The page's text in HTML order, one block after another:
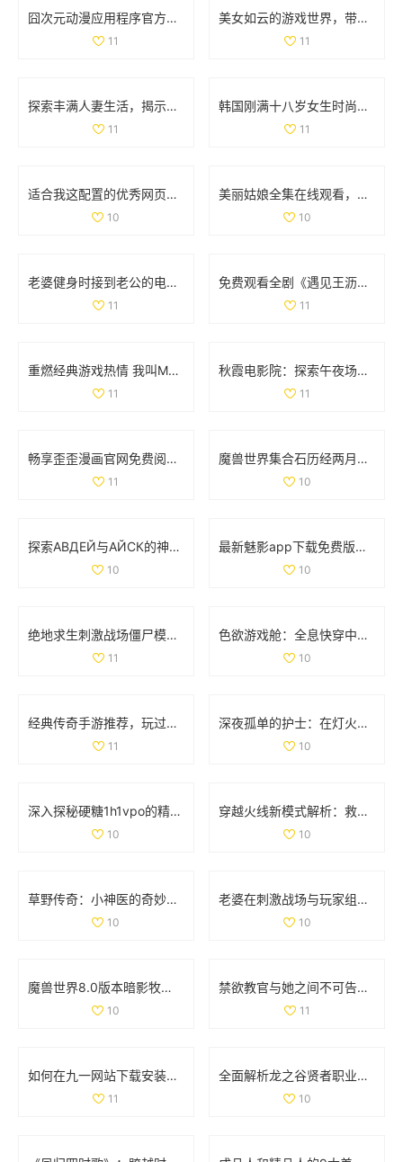
囧次元动漫应用程序官方下载，畅享正版动漫资源的精彩体验
11
美女如云的游戏世界，带你领略视觉盛宴的无限魅力
11
探索丰满人妻生活，揭示她们的独特魅力与精彩故事
11
韩国刚满十八岁女生时尚搭配宝典展现青春活力
11
适合我这配置的优秀网页游戏和单机游戏推荐
10
美丽姑娘全集在线观看，感受不一样的青春魅力与情感故事
10
老婆健身时接到老公的电话，让人意外的瞬间分享
11
免费观看全剧《遇见王沥川》，感受深情与共鸣的故事旅程
11
重燃经典游戏热情 我叫MT的冒险之旅再启航
11
秋霞电影院：探索午夜场次带来的独特观影体验
11
畅享歪歪漫画官网免费阅读的入口与使用指南
11
魔兽世界集合石历经两月努力 小探成功开启十门全功能
10
探索АВДЕЙ与АЙСК的神秘世界与文化魅力
10
最新魅影app下载免费版，带你体验极致影音乐趣
10
绝地求生刺激战场僵尸模式详细攻略与玩法解析
11
色欲游戏舱：全息快穿中的情感交错与命运挑战之旅
10
经典传奇手游推荐，玩过这两款你绝对老道了！
11
深夜孤单的护士：在灯火阑珊中守护生命的坚定身影
10
深入探秘硬糖1h1vpo的精彩世界与独特魅力
10
穿越火线新模式解析：救世主与生化终结者的精彩对抗
10
草野传奇：小神医的奇妙人生与风流韵事
10
老婆在刺激战场与玩家组队搭档，让我心酸不已
10
魔兽世界8.0版本暗影牧师PVP天赋全面解析与最佳选择指南
10
禁欲教官与她之间不可告人的秘密与欲望探寻
11
如何在九一网站下载安装NBA应用程序的详细步骤解析
11
全面解析龙之谷贤者职业加点与武器选择策略
10